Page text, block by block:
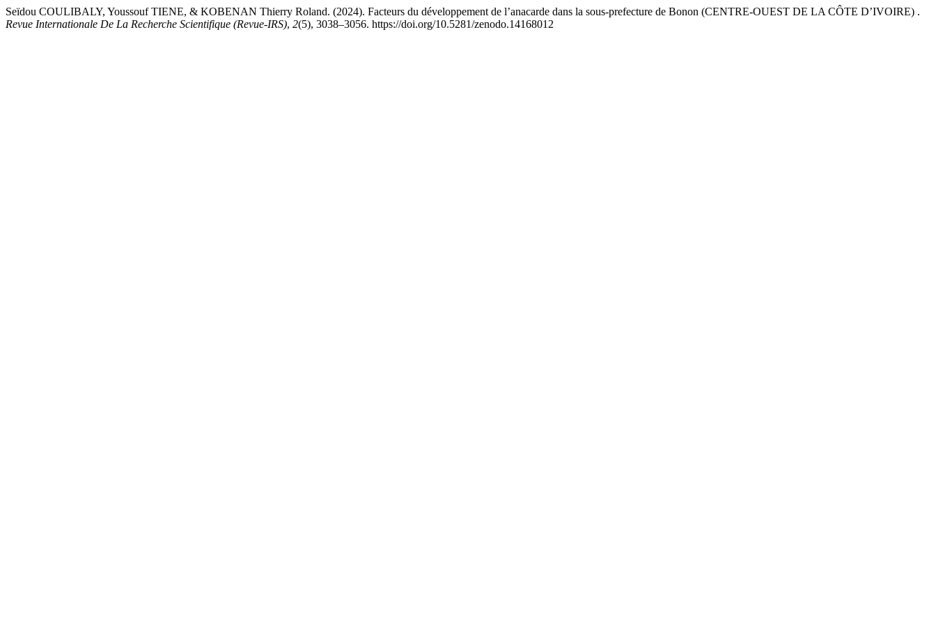
Seïdou COULIBALY, Youssouf TIENE, & KOBENAN Thierry Roland. (2024). Facteurs du développement de l’anacarde dans la sous-prefecture de Bonon (CENTRE-OUEST DE LA CÔTE D’IVOIRE) .
Revue Internationale De La Recherche Scientifique (Revue-IRS), 2(5), 3038–3056. https://doi.org/10.5281/zenodo.14168012